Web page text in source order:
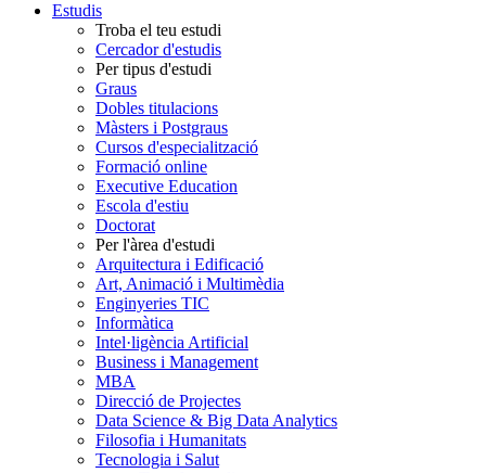
Estudis
Troba el teu estudi
Cercador d'estudis
Per tipus d'estudi
Graus
Dobles titulacions
Màsters i Postgraus
Cursos d'especialització
Formació online
Executive Education
Escola d'estiu
Doctorat
Per l'àrea d'estudi
Arquitectura i Edificació
Art, Animació i Multimèdia
Enginyeries TIC
Informàtica
Intel·ligència Artificial
Business i Management
MBA
Direcció de Projectes
Data Science & Big Data Analytics
Filosofia i Humanitats
Tecnologia i Salut